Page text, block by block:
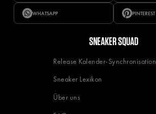
WHATSAPP PINTEREST
SNEAKER SQUAD
Release Kalender-Synchronisation
Sneaker Lexikon
Über uns